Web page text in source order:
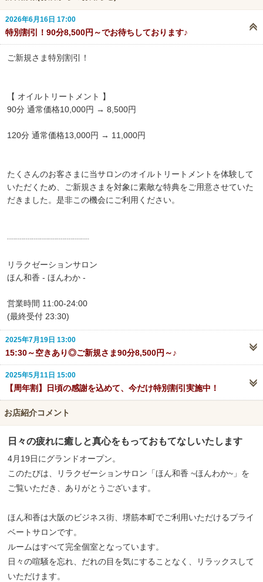
2026年6月16日 17:00
特別割引！90分8,500円～でお待ちしております♪
ご新規さま特別割引！
【 オイルトリートメント 】
90分 通常価格10,000円 → 8,500円
120分 通常価格13,000円 → 11,000円
たくさんのお客さまに当サロンのオイルトリートメントを体験して
いただくため、ご新規さまを対象に素敵な特典をご用意させていた
だきました。是非この機会にご利用ください。
┈┈┈┈┈┈┈┈┈┈
リラクゼーションサロン
ほん和香 - ほんわか -
営業時間 11:00-24:00
(最終受付 23:30)
2025年7月19日 13:00
15:30～空きあり◎ご新規さま90分8,500円～♪
2025年5月11日 15:00
【周年割】日頃の感謝を込めて、今だけ特別割引実施中！
お店紹介コメント
日々の疲れに癒しと真心をもっておもてなしいたします
4月19日にグランドオープン。
このたびは、リラクゼーションサロン「ほん和香 ~ほんわか~」を
ご覧いただき、ありがとうございます。
ほん和香は大阪のビジネス街、堺筋本町でご利用いただけるプライ
ベートサロンです。
ルームはすべて完全個室となっています。
日々の喧騒を忘れ、だれの目を気にすることなく、リラックスして
いただけます。